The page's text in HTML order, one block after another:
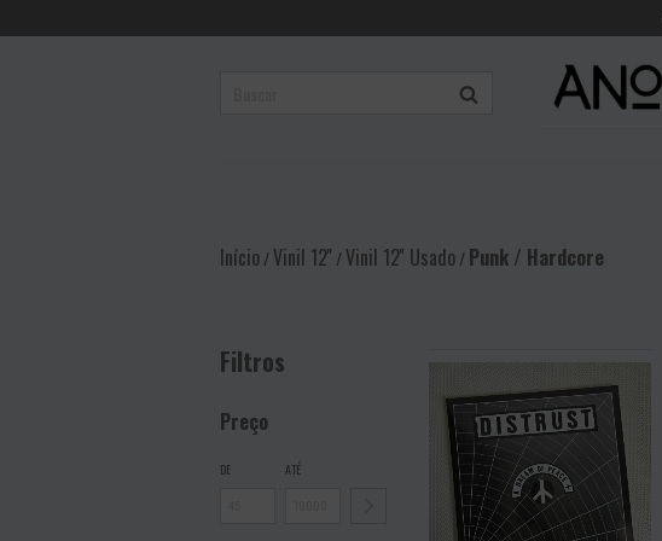
Início/Vinil 12'' /Vinil 12'' Usado/Punk / Hardcore
Filtros
Preço
DE ATÉ